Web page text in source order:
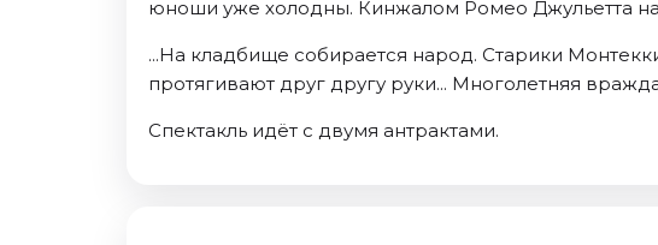
юноши уже холодны. Кинжалом Ромео Джульетта
...На кладбище собирается народ. Старики
протягивают друг другу руки... Многолетняя
Спектакль идёт с двумя антрактами.